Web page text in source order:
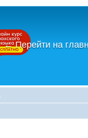
←Перейти на